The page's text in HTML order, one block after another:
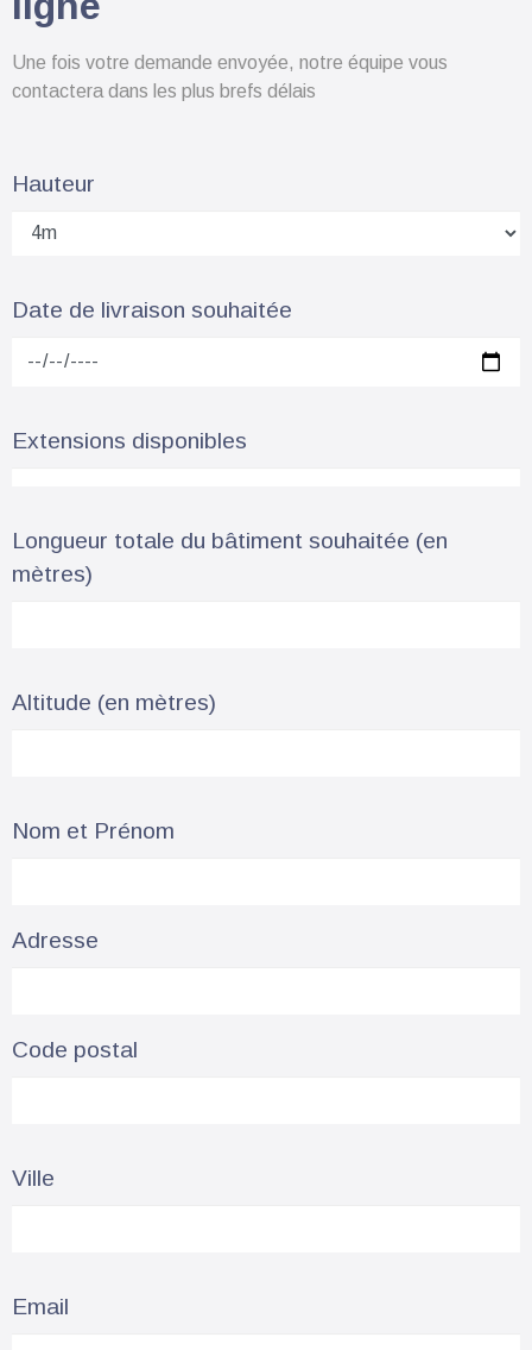
Une fois votre demande envoyée, notre équipe vous
contactera dans les plus brefs délais
Hauteur
Date de livraison souhaitée
Extensions disponibles
Longueur totale du bâtiment souhaitée (en
mètres)
Altitude (en mètres)
Nom et Prénom
Adresse
Code postal
Ville
Email